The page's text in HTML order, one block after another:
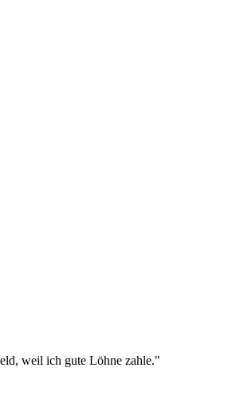
weil ich gute Löhne zahle."